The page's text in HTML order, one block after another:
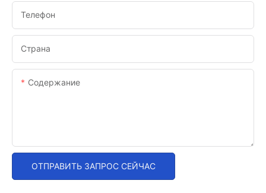
Телефон
Страна
Содержание
ОТПРАВИТЬ ЗАПРОС СЕЙЧАС